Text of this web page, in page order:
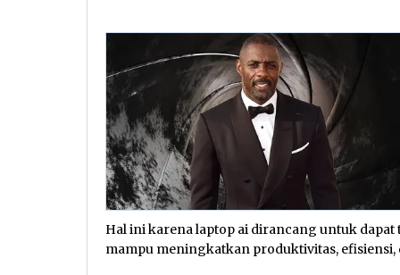
Hal ini karena laptop ai dirancang untuk
mampu meningkatkan produktivitas,